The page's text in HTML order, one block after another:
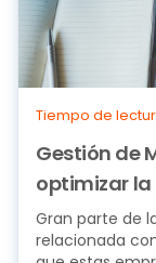
Tiempo de
Gestión de
optimizar
Gran parte de
relacionada